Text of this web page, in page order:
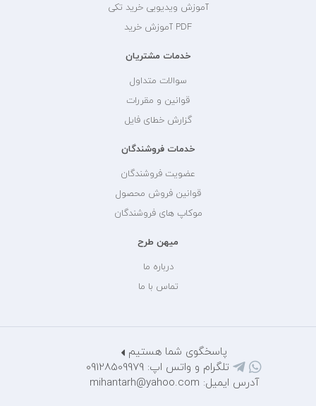
آموزش ویدیویی خرید تکی
PDF آموزش خرید
خدمات مشتریان
سوالات متداول
قوانین و مقررات
گزارش خطای فایل
خدمات فروشندگان
عضویت فروشندگان
قوانین فروش محصول
موکاپ های فروشندگان
میهن طرح
درباره ما
تماس با ما
پاسخگوی شما هستیم
تلگرام و واتس اپ: 09128509979
آدرس ایمیل: mihantarh@yahoo.com